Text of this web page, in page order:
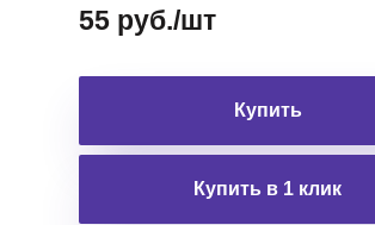
55 руб./шт
Купить
Купить в 1 клик